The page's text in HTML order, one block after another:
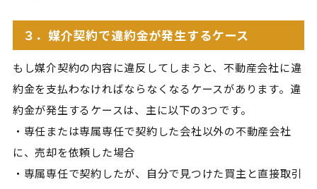
３．媒介契約で違約金が発生するケース
もし媒介契約の内容に違反してしまうと、不動産会社に違
約金を支払わなければならなくなるケースがあります。違
約金が発生するケースは、主に以下の3つです。
・専任または専属専任で契約した会社以外の不動産会社
に、売却を依頼した場合
・専属専任で契約したが、自分で見つけた買主と直接取引